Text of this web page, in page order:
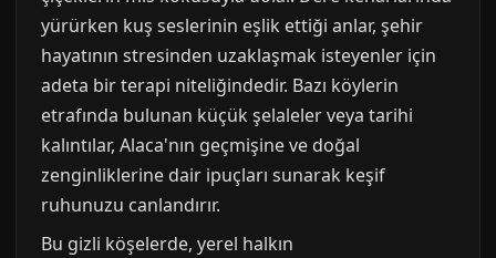
yürürken kuş seslerinin eşlik ettiği anlar, şehir
hayatının stresinden uzaklaşmak isteyenler için
adeta bir terapi niteliğindedir. Bazı köylerin
etrafında bulunan küçük şelaleler veya tarihi
kalıntılar, Alaca'nın geçmişine ve doğal
zenginliklerine dair ipuçları sunarak keşif
ruhunuzu canlandırır.
Bu gizli köşelerde, yerel halkın